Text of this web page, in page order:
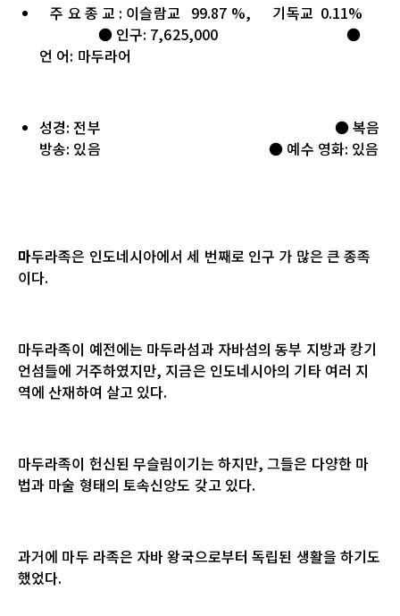
주 요 종 교 : 이슬람교 99.87 %, 기독교 0.11%
● 인구: 7,625,000 ●
언 어: 마두라어
성경: 전부 ●복음
방송: 있음● 예수 영화: 있음
마두라족은 인도네시아에서 세 번째로 인구 가 많은 큰 종족
이다.
마두라족이 예전에는 마두라섬과 자바섬의 동부 지방과 캉기
언섬들에 거주하였지만, 지금은 인도네시아의 기타 여러 지
역에 산재하여 살고 있다.
마두라족이 헌신된 무슬림이기는 하지만,그들은 다양한 마
법과 마술 형태의 토속신앙도 갖고 있다.
과거에 마두 라족은 자바 왕국으로부터 독립된 생활을 하기도
했었다.